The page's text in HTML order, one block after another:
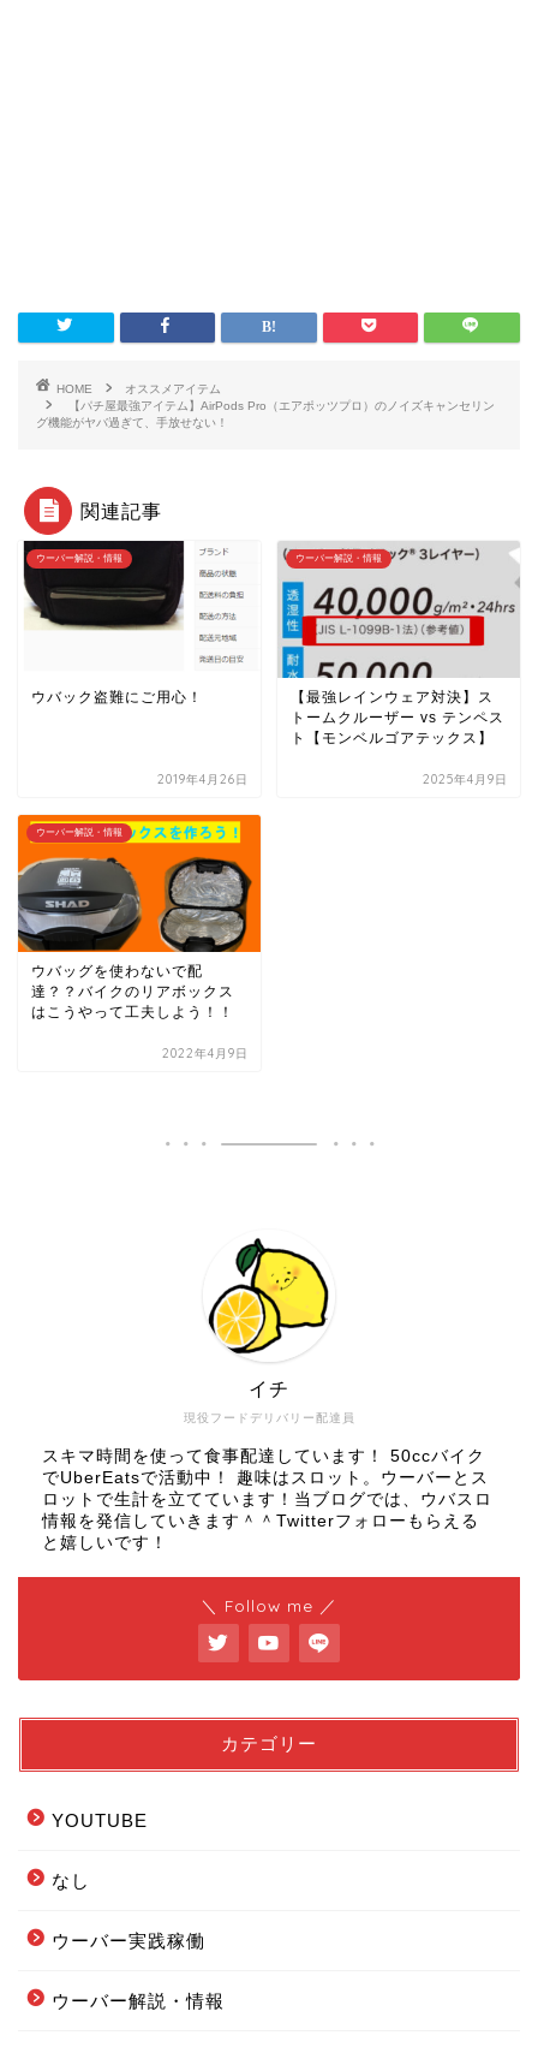
HOME
オススメアイテム
【パチ屋最強アイテム】AirPods Pro（エアポッツプロ）のノイズキャンセリン
グ機能がヤバ過ぎて、手放せない！
関連記事
ウーバー解説・情報
ウバック盗難にご用心！
2019年4月26日
ウーバー解説・情報
【最強レインウェア対決】ス
トームクルーザー vs テンペス
ト【モンベルゴアテックス】
2025年4月9日
ウーバー解説・情報
ウバッグを使わないで配
達？？バイクのリアボックス
はこうやって工夫しよう！！
2022年4月9日
現役フードデリバリー配達員
イチ
スキマ時間を使って食事配達しています！ 50ccバイク
でUberEatsで活動中！ 趣味はスロット。ウーバーとス
ロットで生計を立てています！当ブログでは、ウバスロ
情報を発信していきます＾＾Twitterフォローもらえる
と嬉しいです！
＼ Follow me ／
カテゴリー
YOUTUBE
なし
ウーバー実践稼働
ウーバー解説・情報